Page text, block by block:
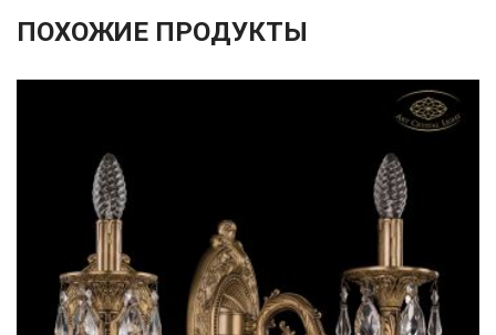
ПОХОЖИЕ ПРОДУКТЫ